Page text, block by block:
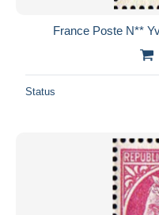
France Poste N**
Status